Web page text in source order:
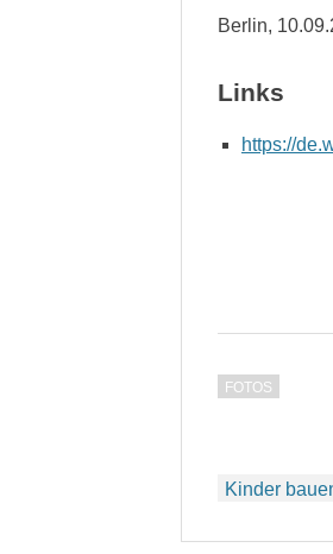
Berlin,
Links
https://
FOTOS
Kinder